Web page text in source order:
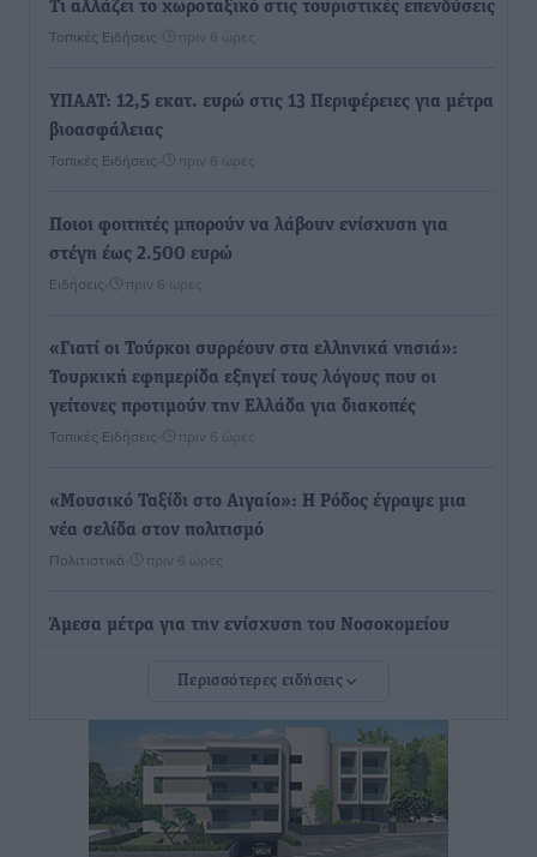
Τι αλλάζει το χωροταξικό στις τουριστικές επενδύσεις
Τοπικές Ειδήσεις πριν 6 ώρες
ΥΠΑΑΤ: 12,5 εκατ. ευρώ στις 13 Περιφέρειες για μέτρα
βιοασφάλειας
Τοπικές Ειδήσεις πριν 6 ώρες
Ποιοι φοιτητές μπορούν να λάβουν ενίσχυση για
στέγη έως 2.500 ευρώ
Ειδήσεις πριν 6 ώρες
«Γιατί οι Τούρκοι συρρέουν στα ελληνικά νησιά»:
Τουρκική εφημερίδα εξηγεί τους λόγους που οι
γείτονες προτιμούν την Ελλάδα για διακοπές
Τοπικές Ειδήσεις πριν 6 ώρες
«Μουσικό Ταξίδι στο Αιγαίο»: Η Ρόδος έγραψε μια
νέα σελίδα στον πολιτισμό
Πολιτιστικά πριν 6 ώρες
Άμεσα μέτρα για την ενίσχυση του Νοσοκομείου
ανακοίνωσε ο Άδωνις Γεωργιάδης
Iατρικός Σύλλογος Ροδου προς Α. Γεωργιάδη:
Στρατηγικές Προτάσεις για την Ενίσχυση της
Δημόσιας Υγείας στη Νησιωτική Ελλάδα και στα
Περισσότερες ειδήσεις